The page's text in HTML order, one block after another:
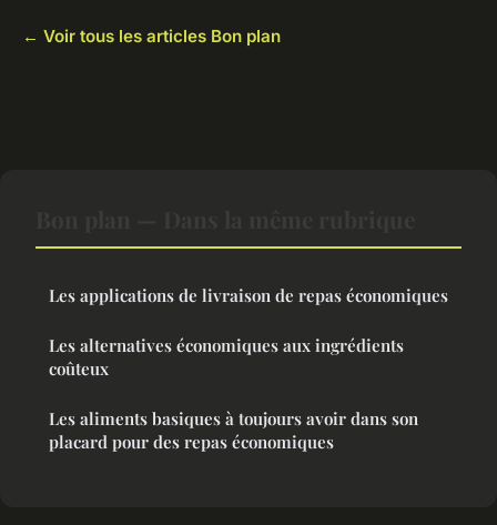
← Voir tous les articles Bon plan
Les applications de livraison de repas économiques
Les alternatives économiques aux ingrédients
coûteux
Les aliments basiques à toujours avoir dans son
placard pour des repas économiques